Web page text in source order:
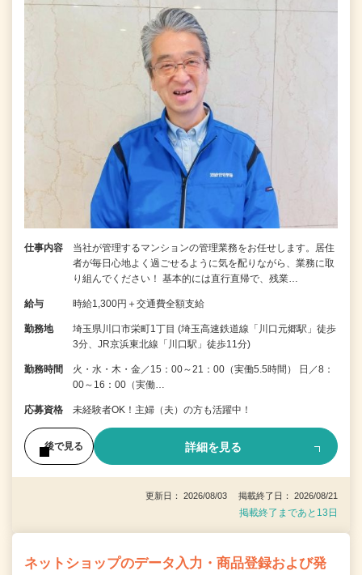
仕事内容
当社が管理するマンションの管理業務をお任せします。居住
者が毎日心地よく過ごせるように気を配りながら、業務に取
り組んでください！ 基本的には直行直帰で、残業…
給与 時給1,300円＋交通費全額支給
勤務地
埼玉県川口市栄町1丁目 (埼玉高速鉄道線「川口元郷駅」徒歩
3分、JR京浜東北線「川口駅」徒歩11分)
勤務時間
火・水・木・金／15：00～21：00（実働5.5時間） 日／8：
00～16：00（実働…
応募資格 未経験者OK！主婦（夫）の方も活躍中！
後で見る 詳細を見る
更新日： 2026/08/03 掲載終了日： 2026/08/21
掲載終了まであと13日
ネットショップのデータ入力・商品登録および発